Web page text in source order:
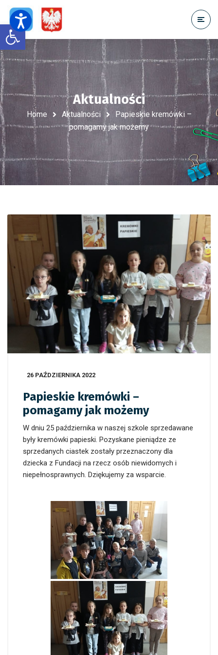
Open toolbar
Aktualności
Home Aktualności
Papieskie kremówki –
pomagamy jak możemy
26 PAŹDZIERNIKA 2022
Papieskie kremówki –
pomagamy jak możemy
W dniu 25 października w naszej szkole sprzedawane
były kremówki papieski. Pozyskane pieniądze ze
sprzedanych ciastek zostały przeznaczony dla
dziecka z Fundacji na rzecz osób niewidomych i
niepełnosprawnych. Dziękujemy za wsparcie.